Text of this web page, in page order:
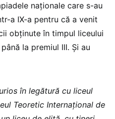
naționale care s-au
a IX-a pentru că a venit
obținute în timpul liceului
la premiul III. Și au
în legătură cu liceul
Teoretic Internațional de